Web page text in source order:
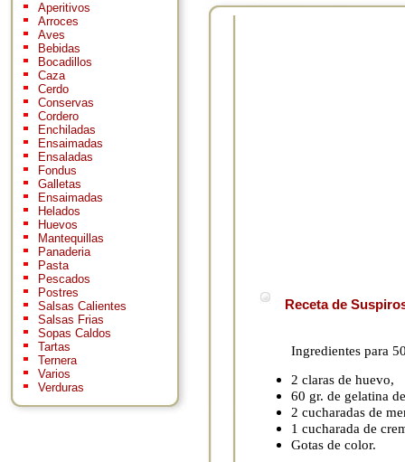
Aperitivos
Arroces
Aves
Bebidas
Bocadillos
Caza
Cerdo
Conservas
Cordero
Enchiladas
Ensaimadas
Ensaladas
Fondus
Galletas
Ensaimadas
Helados
Huevos
Mantequillas
Panaderia
Pasta
Pescados
Postres
Salsas Calientes
Salsas Frias
Sopas Caldos
Tartas
Ternera
Varios
Verduras
Receta de
Ingredientes para
2 claras de huevo,
60 gr. de gelatina
2 cucharadas de
1 cucharada de
Gotas de color.